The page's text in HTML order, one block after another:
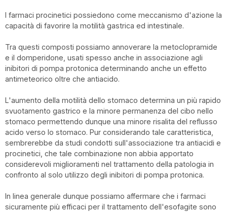
I farmaci procinetici possiedono come meccanismo d'azione la
capacità di favorire la motilità gastrica ed intestinale.
Tra questi composti possiamo annoverare la metoclopramide
e il domperidone, usati spesso anche in associazione agli
inibitori di pompa protonica determinando anche un effetto
antimeteorico oltre che antiacido.
L'aumento della motilità dello stomaco determina un più rapido
svuotamento gastrico e la minore permanenza del cibo nello
stomaco permettendo dunque una minore risalita del reflusso
acido verso lo stomaco. Pur considerando tale caratteristica,
sembrerebbe da studi condotti sull'associazione tra antiacidi e
procinetici, che tale combinazione non abbia apportato
considerevoli miglioramenti nel trattamento della patologia in
confronto al solo utilizzo degli inibitori di pompa protonica.
In linea generale dunque possiamo affermare che i farmaci
sicuramente più efficaci per il trattamento dell'esofagite sono